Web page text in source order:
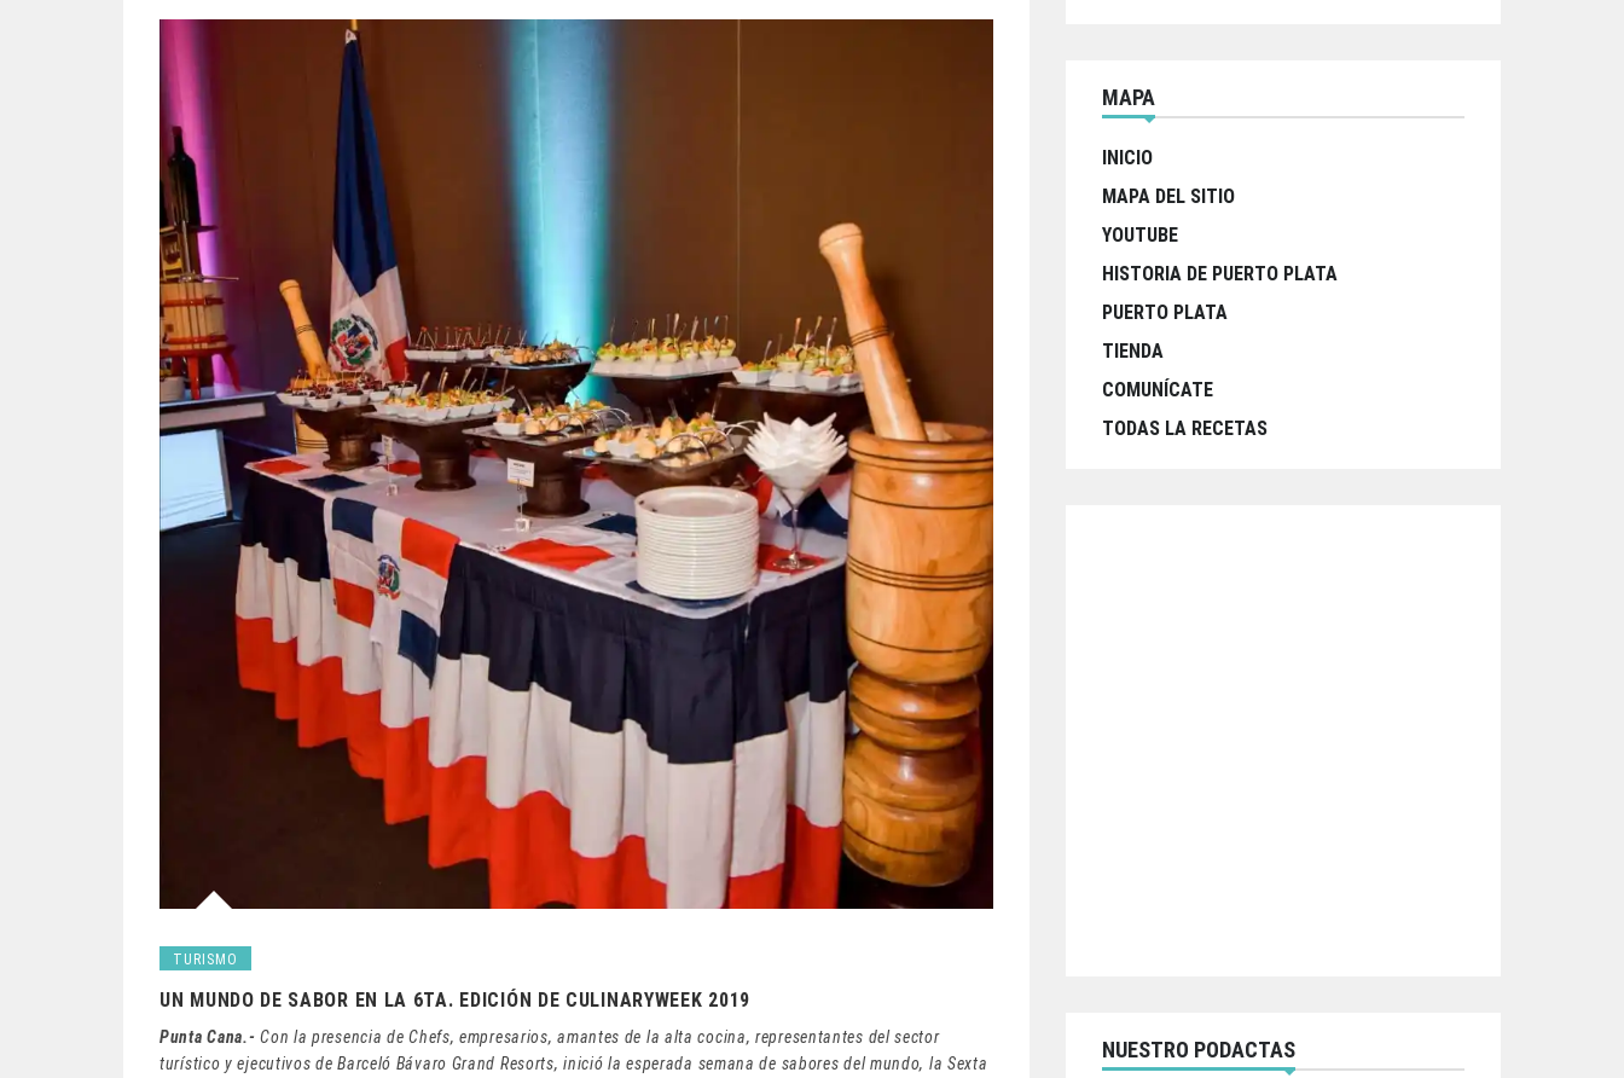
TURISMO
UN MUNDO DE SABOR EN LA 6TA. EDICIÓN DE CULINARYWEEK 2019
Punta Cana.-Con la presencia de Chefs, empresarios, amantes de la alta cocina, representantes del sector
turístico y ejecutivos de Barceló Bávaro Grand Resorts, inició la esperada semana de sabores del mundo, la Sexta
MAPA
INICIO
MAPA DEL SITIO
YOUTUBE
HISTORIA DE PUERTO PLATA
PUERTO PLATA
TIENDA
COMUNÍCATE
TODAS LA RECETAS
NUESTRO PODACTAS